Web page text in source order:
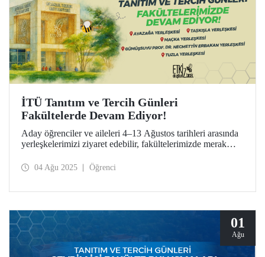
İTÜ Tanıtım ve Tercih Günleri
Fakültelerde Devam Ediyor!
Aday öğrenciler ve aileleri 4–13 Ağustos tarihleri arasında
yerleşkelerimizi ziyaret edebilir, fakültelerimizde merak
04 Ağu 2025 Öğrenci
01
Ağu